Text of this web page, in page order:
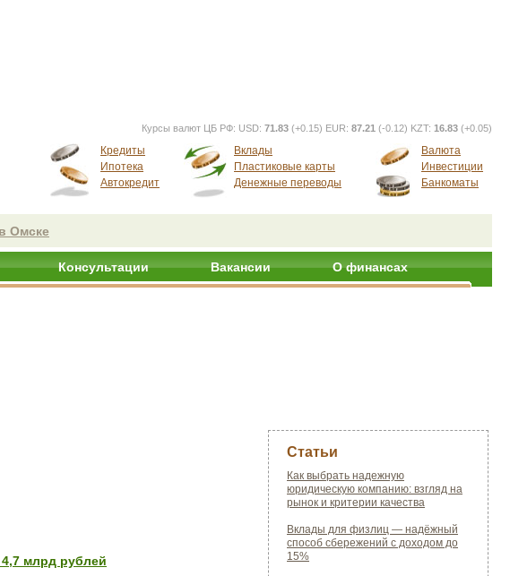
Курсы валют ЦБ РФ: USD: 71.83 (+0.15) EUR: 87.21 (-0.12) KZT: 16.83 (+0.05)
Кредиты
Ипотека
Автокредит
Вклады
Пластиковые карты
Денежные переводы
Валюта
Инвестиции
Банкоматы
Омске
Консультации Вакансии О финансах
млрд рублей
Статьи
Как выбрать надежную
юридическую компанию: взгляд на
рынок и критерии качества
Вклады для физлиц — надёжный
способ сбережений с доходом до
15%